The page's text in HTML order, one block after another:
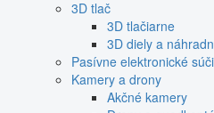
3D tlač
3D tlačiarne
3D diely a
Pasívne elektronické
Kamery a drony
Akčné kamery